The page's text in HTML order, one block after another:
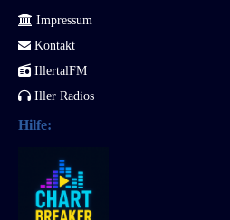
Impressum
Kontakt
IllertalFM
Iller Radios
Hilfe: